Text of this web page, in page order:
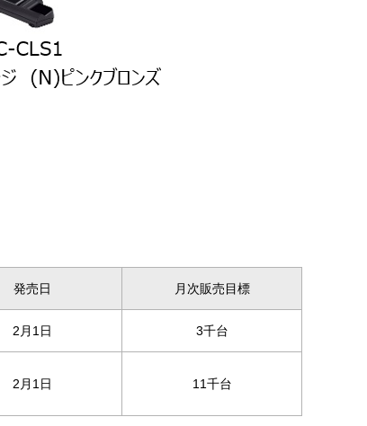
発売日 月次販売目標
2月1日 3千台
2月1日 11千台